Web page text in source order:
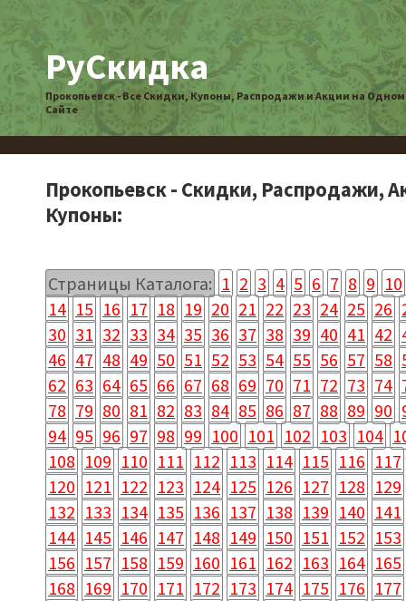
РуСкидка
Прокопьевск - Все Скидки, Купоны, Распродажи и Акции на Одном
Сайте
Прокопьевск - Скидки, Распродажи,
Купоны:
Страницы Каталога: 1 2 3 4 5 6 7 8 9 10
14 15 16 17 18 19 20 21 22 23 24 25 26
30 31 32 33 34 35 36 37 38 39 40 41 42
46 47 48 49 50 51 52 53 54 55 56 57 58
62 63 64 65 66 67 68 69 70 71 72 73 74
78 79 80 81 82 83 84 85 86 87 88 89 90
94 95 96 97 98 99 100 101 102 103 104
108 109 110 111 112 113 114 115 116 117
120 121 122 123 124 125 126 127 128 129
132 133 134 135 136 137 138 139 140 141
144 145 146 147 148 149 150 151 152 153
156 157 158 159 160 161 162 163 164 165
168 169 170 171 172 173 174 175 176 177